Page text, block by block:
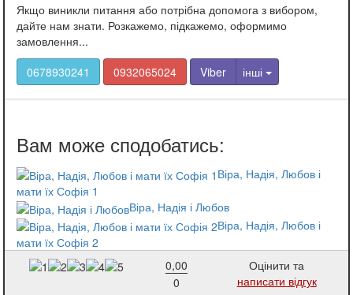
Якщо виникли питання або потрібна допомога з вибором,
дайте нам знати. Розкажемо, підкажемо, оформимо
замовлення...
0678930241
0932065024 Viber інші
Віра, Надія, Любов і
мати їх Софія 1
Віра, Надія і Любов
Віра, Надія, Любов і
мати їх Софія 2
0,00
0
Оцінити та
написати відгук